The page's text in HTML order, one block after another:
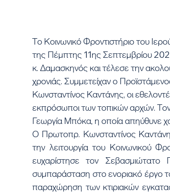
Το Κοινωνικό Φροντιστήριο του
της Πέμπτης 11ης Σεπτεμβρίου
κ. Δαμασκηνός και τέλεσε την
χρονιάς. Συμμετείχαν ο
Κωνσταντίνος Καντάνης, οι
εκπρόσωποι των τοπικών αρχών.
Γεωργία Μπόκα, η οποία απηύθυνε
Ο Πρωτοπρ. Κωνσταντίνος
την λειτουργία του Κοινωνικού
ευχαρίστησε τον Σεβασμιώτατο
συμπαράσταση στο ενοριακό έργο
παραχώρηση των κτιριακών